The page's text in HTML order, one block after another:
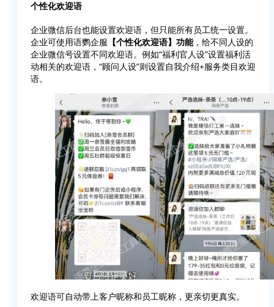
个性化欢迎语
企业微信后台也能设置欢迎语，但只能所有员工统一设置。
企业可使用语鹦企服 【个性化欢迎语】功能，给不同人设的
企业微信号设置不同欢迎语。例如“福利官人设”设置福利活
动相关的欢迎语，“顾问人设”则设置自我介绍+服务类目欢迎
语。
欢迎语可自动带上客户昵称和员工昵称，更亲切更真实。